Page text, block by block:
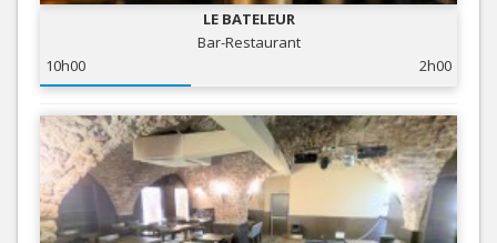
LE BATELEUR
Bar-Restaurant
10h00
2h00